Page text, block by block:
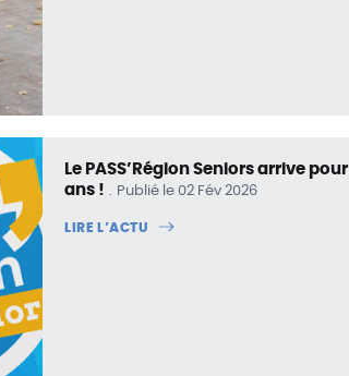
Le PASS’Région Seniors arrive
ans !
Publié le 02 Fév 2026
LIRE L’ACTU